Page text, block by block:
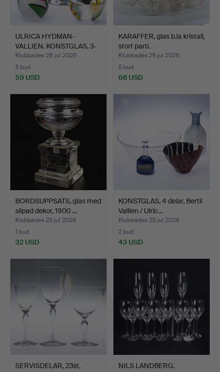
ULRICA HYDMAN-
VALLIEN. KONSTGLAS, 3-
delar,…
Klubbades 28 jul 2026
5 bud
59 USD
KARAFFER, glas b.la kristall,
stort parti.
Klubbades 26 jul 2026
5 bud
68 USD
BORDSUPPSATS, glas med
slipad dekor, 1900 …
Klubbades 25 jul 2026
1 bud
32 USD
KONSTGLAS, 4 delar, Bertil
Vallien / Ulric…
Klubbades 25 jul 2026
2 bud
43 USD
SERVISDELAR, 23st,
NILS LANDBERG.